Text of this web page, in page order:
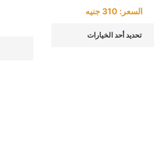
السعر: 310جنيه
تحديد أحد الخيارات